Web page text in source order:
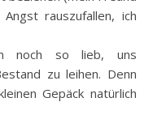
rauszufallen, ich
noch so lieb, uns
zu leihen. Denn
Gepäck natürlich